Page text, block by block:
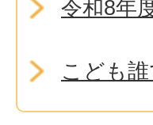
令和8年
こども